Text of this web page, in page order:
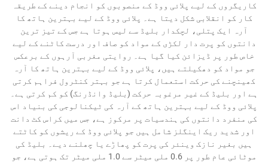
کاریگروں کے لیے پلائی ووڈ کے منصوبوں کو انجام دینے کے طریقہ
کار کو انقلابی شکل دیتا ہے۔ پلائی ووڈ کے لیے بہترین ہاتھ کا
آرہ ایک پتلی، لچکدار بلیڈ سے لیس ہوتا ہے جس کے تیز ترین
دانتوں کو پرت دار لکڑی کے مواد کو صاف اور درست کاٹنے کے لیے
خاص طور پر ڈیزائن کیا گیا ہے۔ روایتی مغربی آرہوں کے برعکس
جو مواد کو دھکیلتے ہیں، پلائی ووڈ کے لیے بہترین ہاتھ کا آرہ
کھینچنے کی حرکت استعمال کرتا ہے جو بہتر کنٹرول فراہم کرتی
ہے اور بلیڈ کے غیر مرغوبہ حرکت (بلیڈ وانڈرنگ) کو کم کرتی ہے۔
پلائی ووڈ کے لیے بہترین ہاتھ کے آرہ کی ٹیکنالوجی کی بنیاد اس
کی منفرد دانتوں کی ہندسیات پر مرکوز ہے، جس میں کراس کٹ دانت
اور شدید ریک اینگلز شامل ہیں جو پلائی ووڈ کے ریشوں کو کاٹتے
ہیں بغیر نازک وینئر کی پرت کو پھاڑے یا چھلنے دیے۔ بلیڈ کی
موٹائی عام طور پر 0.6 ملی میٹر سے 1.0 ملی میٹر تک ہوتی ہے، جو